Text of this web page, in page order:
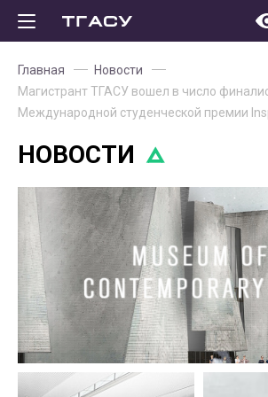
Главная
Новости
Магистрант ТГАСУ вошел в число
Международной студенческой премии
НОВОСТИ